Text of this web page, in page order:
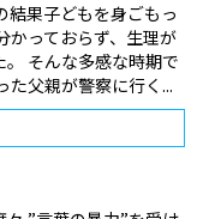
結果子どもを身ごもっ
かっておらず、生理が
そんな多感な時期で
た父親が警察に行く...